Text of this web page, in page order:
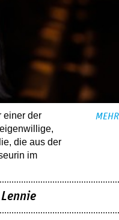
einer der
die aus der
im
MEHR